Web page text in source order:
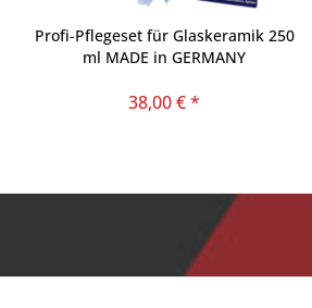
Profi-Pflegeset für Glaskeramik 250
ml MADE in GERMANY
38,00 € *